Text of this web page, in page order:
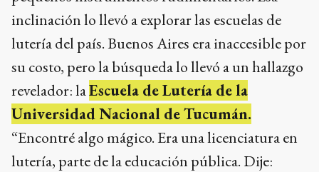
inclinación lo llevó a explorar las escuelas de
lutería del país. Buenos Aires era inaccesible por
su costo, pero la búsqueda lo llevó a un hallazgo
revelador: laEscuela de Lutería de la
Universidad Nacional de Tucumán.
“Encontré algo mágico. Era una licenciatura en
lutería, parte de la educación pública. Dije: